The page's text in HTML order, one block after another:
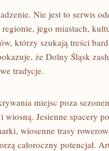
Nie jest to serwis
jego miastach,
którzy szukają treści
że Dolny Śląsk
tradycje.
miejsc poza
Jesienne spacery
wiosenne trasy
całoroczny potencjał.